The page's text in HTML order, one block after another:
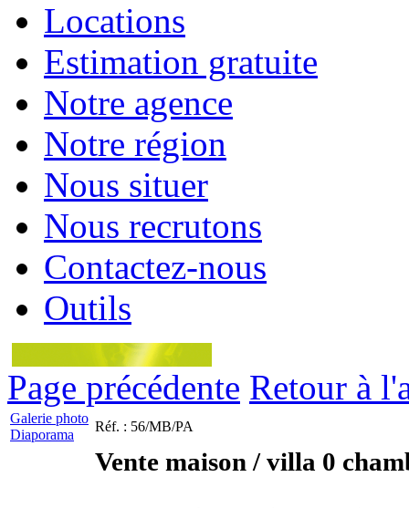
Locations
Estimation gratuite
Notre agence
Notre région
Nous situer
Nous recrutons
Contactez-nous
Outils
Page précédente Retour à
Galerie photo
Diaporama
Réf. : 56/MB/PA
Vente maison / villa 0